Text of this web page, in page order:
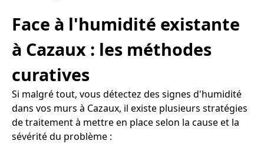
Face à l'humidité existante
à Cazaux : les méthodes
curatives
Si malgré tout, vous détectez des signes d'humidité
dans vos murs à Cazaux, il existe plusieurs stratégies
de traitement à mettre en place selon la cause et la
sévérité du problème :